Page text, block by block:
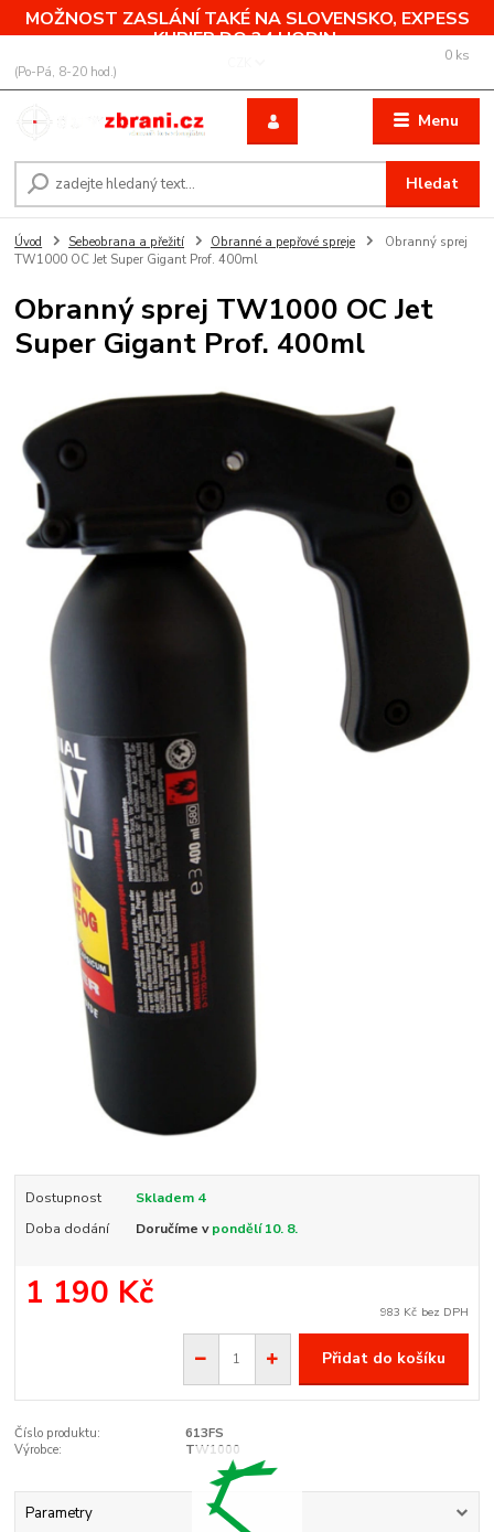
MOŽNOST ZASLÁNÍ TAKÉ NA SLOVENSKO, EXPESS
KURIER DO 24 HODIN.
Menu
Hledat
(Po-Pá, 8-20 hod.)
0 ks
Úvod Sebeobrana a přežití Obranné a pepřové spreje
Obranný sprej
TW1000 OC Jet Super Gigant Prof. 400ml
Obranný sprej TW1000 OC Jet
Super Gigant Prof. 400ml
Dostupnost
Skladem 4
Doba dodání
Doručíme vpondělí 10. 8.
1 190 Kč 983 Kč bez DPH
Přidat do košíku
Číslo produktu:
613FS
Výrobce:
TW1000
Parametry